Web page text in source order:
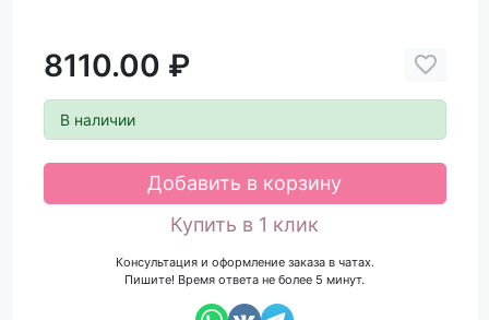
8110.00 ₽
В наличии
Добавить в корзину
Купить в 1 клик
Консультация и оформление заказа в чатах.
Пишите! Время ответа не более 5 минут.